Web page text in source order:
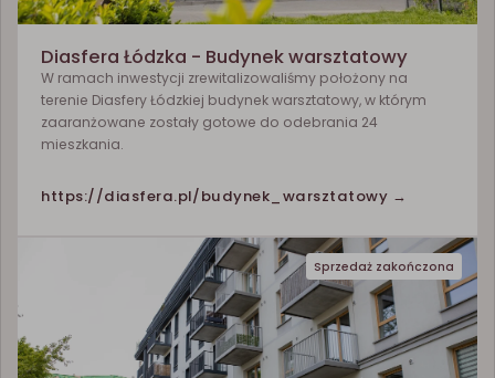
Diasfera Łódzka - Budynek warsztatowy
W ramach inwestycji zrewitalizowaliśmy położony na
terenie Diasfery Łódzkiej budynek warsztatowy, w którym
zaaranżowane zostały gotowe do odebrania 24
mieszkania.
https://diasfera.pl/budynek_warsztatowy →
Sprzedaż zakończona